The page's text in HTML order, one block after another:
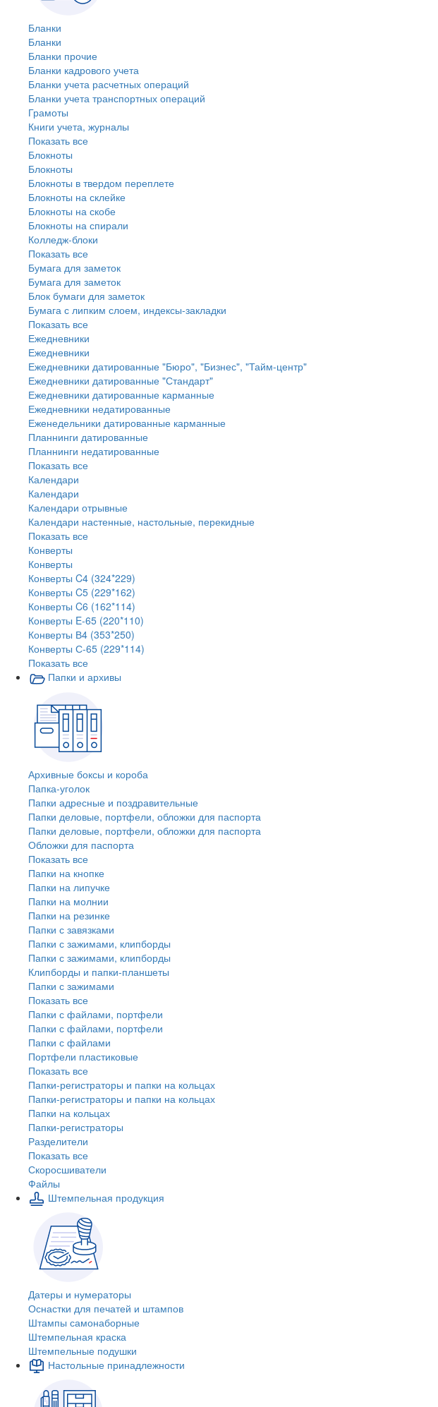
Бланки
Бланки
Бланки прочие
Бланки кадрового учета
Бланки учета расчетных операций
Бланки учета транспортных операций
Грамоты
Книги учета, журналы
Показать все
Блокноты
Блокноты
Блокноты в твердом переплете
Блокноты на склейке
Блокноты на скобе
Блокноты на спирали
Колледж-блоки
Показать все
Бумага для заметок
Бумага для заметок
Блок бумаги для заметок
Бумага с липким слоем, индексы-закладки
Показать все
Ежедневники
Ежедневники
Ежедневники датированные "Бюро", "Бизнес", "Тайм-центр"
Ежедневники датированные "Стандарт"
Ежедневники датированные карманные
Ежедневники недатированные
Еженедельники датированные карманные
Планнинги датированные
Планнинги недатированные
Показать все
Календари
Календари
Календари отрывные
Календари настенные, настольные, перекидные
Показать все
Конверты
Конверты
Конверты C4 (324*229)
Конверты C5 (229*162)
Конверты C6 (162*114)
Конверты E-65 (220*110)
Конверты В4 (353*250)
Конверты С-65 (229*114)
Показать все
Папки и архивы
Архивные боксы и короба
Папка-уголок
Папки адресные и поздравительные
Папки деловые, портфели, обложки для паспорта
Папки деловые, портфели, обложки для паспорта
Обложки для паспорта
Показать все
Папки на кнопке
Папки на липучке
Папки на молнии
Папки на резинке
Папки с завязками
Папки с зажимами, клипборды
Папки с зажимами, клипборды
Клипборды и папки-планшеты
Папки с зажимами
Показать все
Папки с файлами, портфели
Папки с файлами, портфели
Папки с файлами
Портфели пластиковые
Показать все
Папки-регистраторы и папки на кольцах
Папки-регистраторы и папки на кольцах
Папки на кольцах
Папки-регистраторы
Разделители
Показать все
Скоросшиватели
Файлы
Штемпельная продукция
Датеры и нумераторы
Оснастки для печатей и штампов
Штампы самонаборные
Штемпельная краска
Штемпельные подушки
Настольные принадлежности